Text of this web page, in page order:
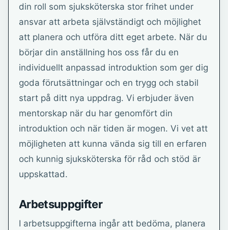
din roll som sjuksköterska stor frihet under
ansvar att arbeta självständigt och möjlighet
att planera och utföra ditt eget arbete. När du
börjar din anställning hos oss får du en
individuellt anpassad introduktion som ger dig
goda förutsättningar och en trygg och stabil
start på ditt nya uppdrag. Vi erbjuder även
mentorskap när du har genomfört din
introduktion och när tiden är mogen. Vi vet att
möjligheten att kunna vända sig till en erfaren
och kunnig sjuksköterska för råd och stöd är
uppskattad.
Arbetsuppgifter
I arbetsuppgifterna ingår att bedöma, planera